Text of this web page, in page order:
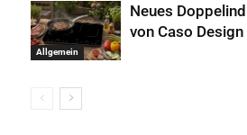
Allgemein
Neues
von Caso Design